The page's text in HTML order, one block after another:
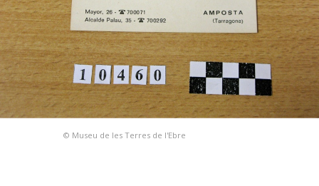
© Museu de les Terres de l'Ebre